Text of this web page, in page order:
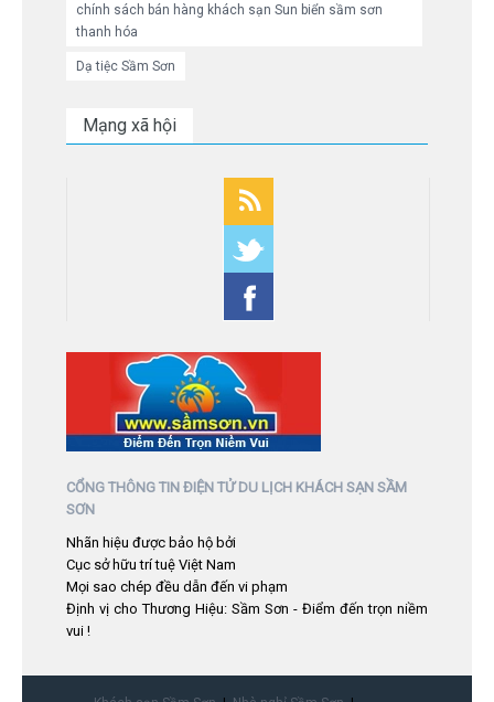
chính sách bán hàng khách sạn Sun biển sầm sơn
thanh hóa
Dạ tiệc Sầm Sơn
Mạng xã hội
CỔNG THÔNG TIN ĐIỆN TỬ DU LỊCH KHÁCH SẠN SẦM
SƠN
Nhãn hiệu được bảo hộ bởi
Cục sở hữu trí tuệ Việt Nam
Mọi sao chép đều dẫn đến vi phạm
Định vị cho Thương Hiệu: Sầm Sơn - Điểm đến trọn niềm
vui !